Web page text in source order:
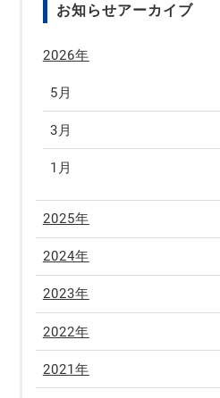
お知らせアーカイブ
2026年
5月
3月
1月
2025年
2024年
2023年
2022年
2021年